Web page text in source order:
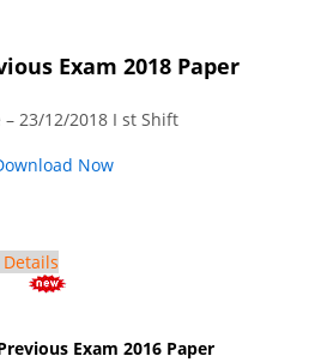
Exam 2018 Paper
– 23/12/2018 I st Shift
Now
Details
Exam 2016 Paper